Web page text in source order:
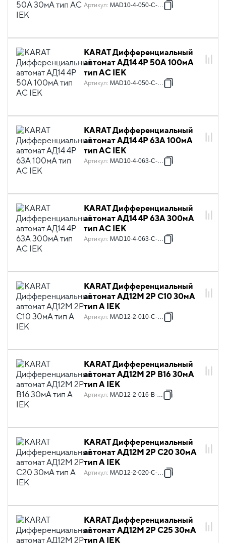
Артикул: MAD10-4-050-C-030
KARAT Дифференциальный
автомат АД14 4P 50А 100мА
тип AC IEK
Артикул: MAD10-4-050-C-100
KARAT Дифференциальный
автомат АД14 4P 63А 100мА
тип AC IEK
Артикул: MAD10-4-063-C-100
KARAT Дифференциальный
автомат АД14 4P 63А 300мА
тип AC IEK
Артикул: MAD10-4-063-C-300
KARAT Дифференциальный
автомат АД12M 2P C10 30мА
тип A IEK
Артикул: MAD12-2-010-C-030
KARAT Дифференциальный
автомат АД12M 2P B16 30мА
тип A IEK
Артикул: MAD12-2-016-B-030
KARAT Дифференциальный
автомат АД12M 2P C20 30мА
тип A IEK
Артикул: MAD12-2-020-C-030
KARAT Дифференциальный
автомат АД12M 2P C25 30мА
тип A IEK